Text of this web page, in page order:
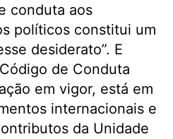
conduta aos
políticos constitui um
desiderato”. E
de Conduta
em vigor, está em
internacionais e
da Unidade